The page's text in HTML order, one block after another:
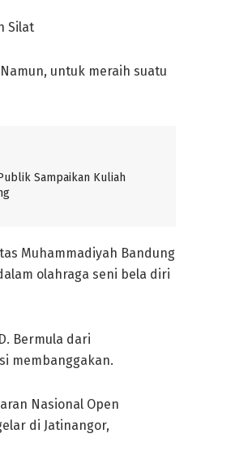
Silat
untuk meraih suatu
Sampaikan Kuliah
Muhammadiyah Bandung
olahraga seni bela diri
Bermula dari
membanggakan.
Nasional Open
di Jatinangor,